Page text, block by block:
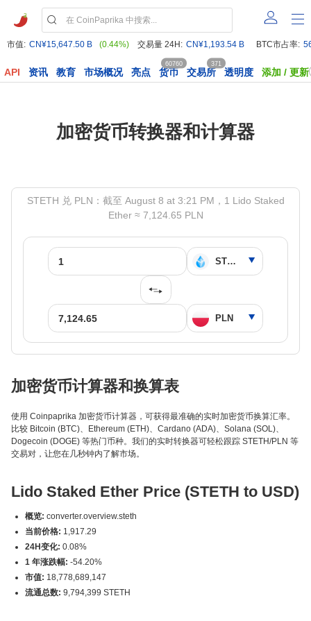
市值: CN¥15,647.50 B (0.44%) 交易量 24H: CN¥1,193.54 B BTC市占率:
API 资讯 教育 市场概况 亮点 货币
60760
交易所
371
透明度 添加 / 更新
加密货币转换器和计算器
STETH 兑 PLN：截至 August 8 at 3:21 PM，1 Lido Staked
Ether ≈ 7,124.65 PLN
加密货币计算器和换算表
使用 Coinpaprika 加密货币计算器，可获得最准确的实时加密货币换算汇率。
比较 Bitcoin (BTC)、Ethereum (ETH)、Cardano (ADA)、Solana (SOL)、
Dogecoin (DOGE) 等热门币种。我们的实时转换器可轻松跟踪 STETH/PLN 等
交易对，让您在几秒钟内了解市场。
Lido Staked Ether Price (STETH to USD)
概览: converter.overview.steth
当前价格: 1,917.29
24H变化: 0.08%
1 年涨跌幅: -54.20%
市值: 18,778,689,147
流通总数: 9,794,399 STETH